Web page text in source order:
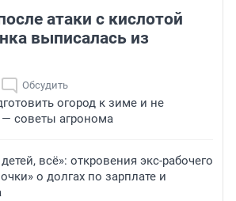
атаки с кислотой
выписалась из
Обсудить
огород к зиме и не
— советы агронома
всё»: откровения экс-рабочего
о долгах по зарплате и